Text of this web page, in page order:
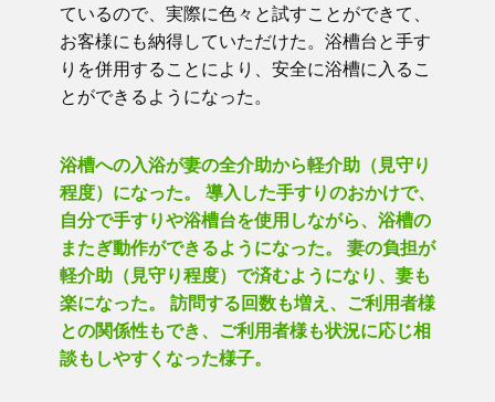
ているので、実際に色々と試すことができて、
お客様にも納得していただけた。浴槽台と手す
りを併用することにより、安全に浴槽に入るこ
とができるようになった。
浴槽への入浴が妻の全介助から軽介助（見守り
程度）になった。 導入した手すりのおかけで、
自分で手すりや浴槽台を使用しながら、浴槽の
またぎ動作ができるようになった。 妻の負担が
軽介助（見守り程度）で済むようになり、妻も
楽になった。 訪問する回数も増え、ご利用者様
との関係性もでき、ご利用者様も状況に応じ相
談もしやすくなった様子。